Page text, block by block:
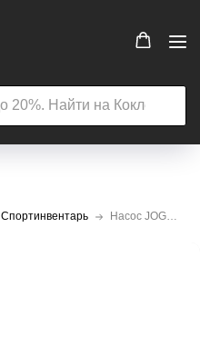
Спортинвентарь